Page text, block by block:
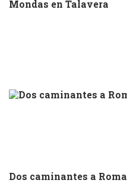
Mondas en Talavera
Dos caminantes a Roma